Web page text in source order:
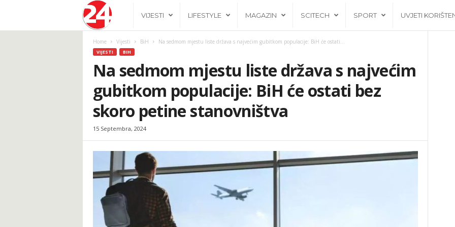
.
b
a
VIJESTI LIFESTYLE MAGAZIN SCITECH SPORT UVJETI
Home Vijesti BiH Na sedmom mjestu liste država s najvećim gubitkom populacije: BiH će ostati...
VIJESTI BIH
Na sedmom mjestu liste država s najvećim
gubitkom populacije: BiH će ostati bez
skoro petine stanovništva
15 Septembra, 2024